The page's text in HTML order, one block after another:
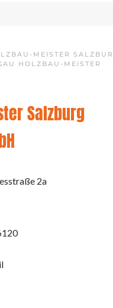
MEISTER
HOLZBAU-MEISTER
Salzburg
2a